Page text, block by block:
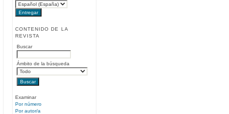
CONTENIDO DE LA
REVISTA
Buscar
Ámbito de la búsqueda
Examinar
Por número
Por autor/a